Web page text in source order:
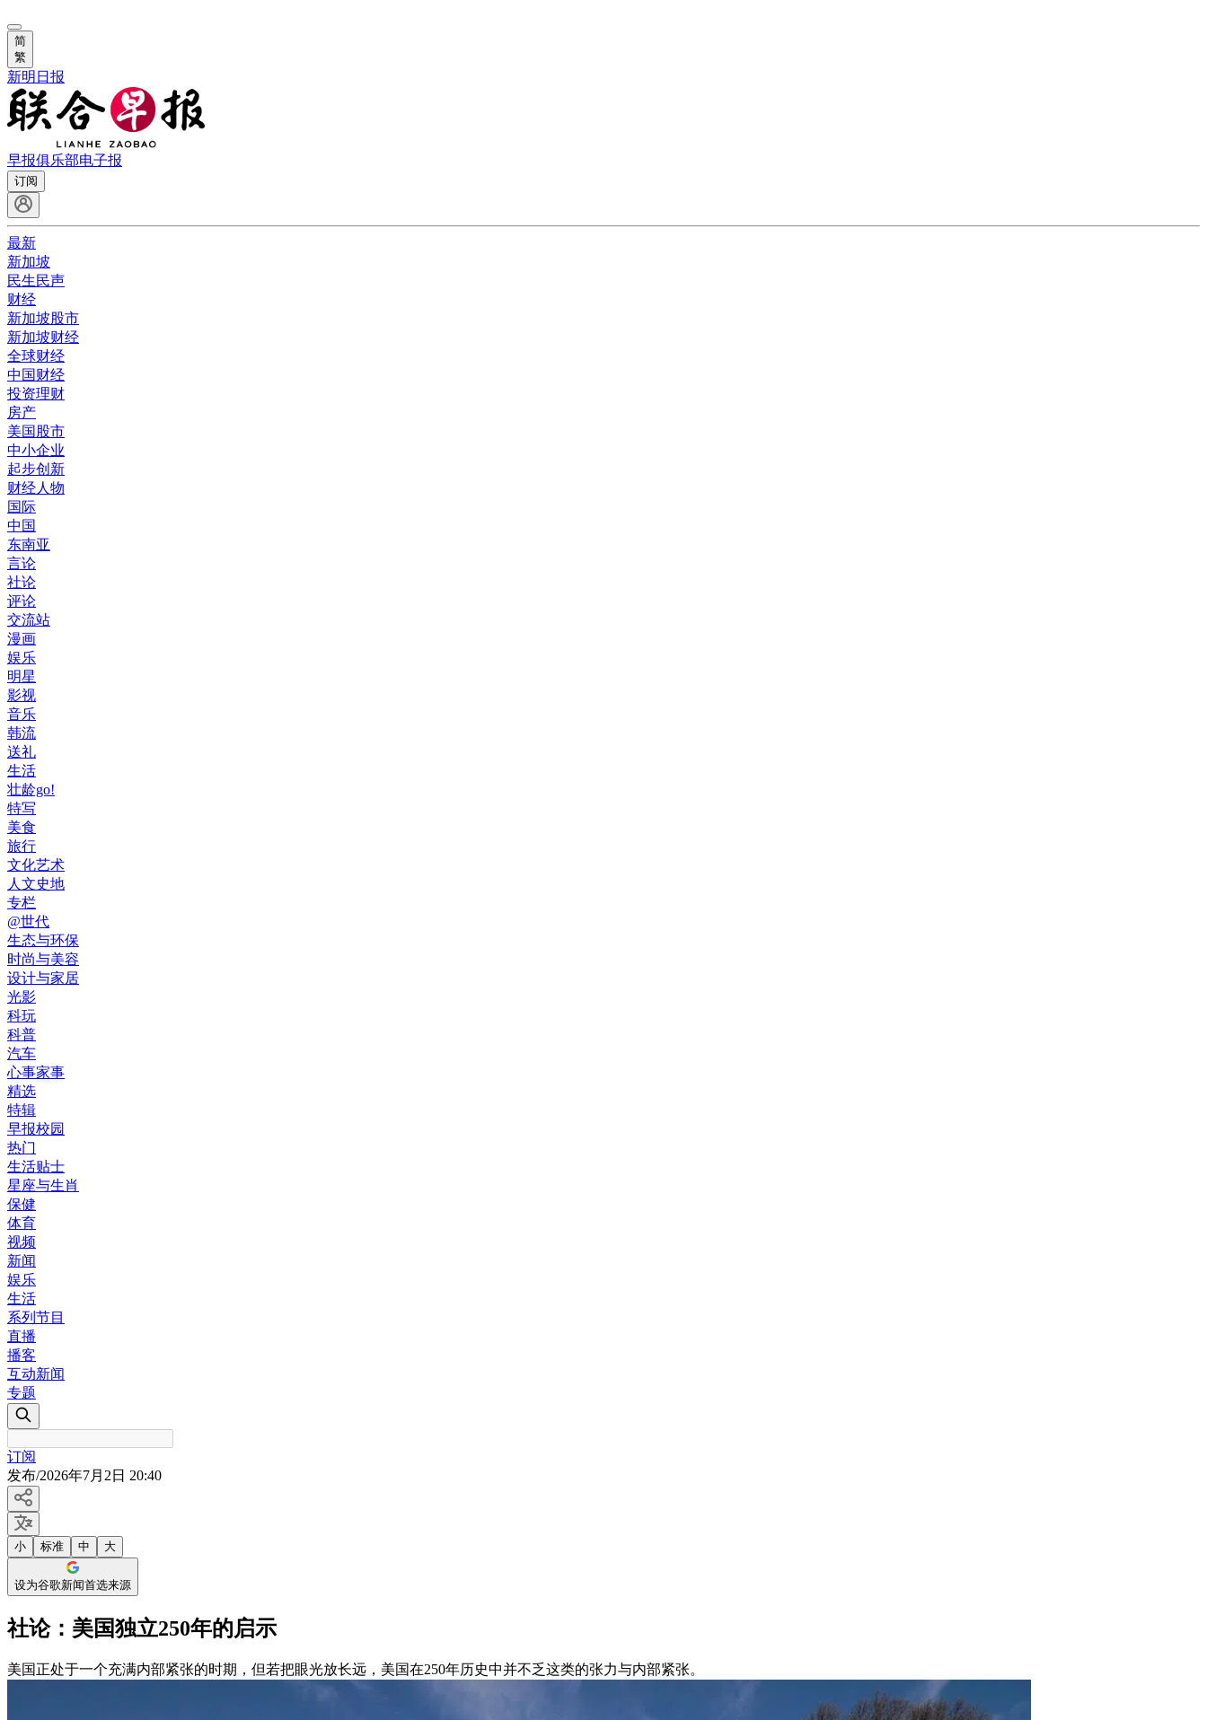
简
繁
新明日报
早报俱乐部电子报
订阅
最新
新加坡
民生民声
财经
新加坡股市
新加坡财经
全球财经
中国财经
投资理财
房产
美国股市
中小企业
起步创新
财经人物
国际
中国
东南亚
言论
社论
评论
交流站
漫画
娱乐
明星
影视
音乐
韩流
送礼
生活
壮龄go!
特写
美食
旅行
文化艺术
人文史地
专栏
@世代
生态与环保
时尚与美容
设计与家居
光影
科玩
科普
汽车
心事家事
精选
特辑
早报校园
热门
生活贴士
星座与生肖
保健
体育
视频
新闻
娱乐
生活
系列节目
直播
播客
互动新闻
专题
订阅
发布/2026年7月2日 20:40
小 标准 中 大
设为谷歌新闻首选来源
社论：美国独立250年的启示
美国正处于一个充满内部紧张的时期，但若把眼光放长远，美国在250年历史中并不乏这类的张力与内部紧张。